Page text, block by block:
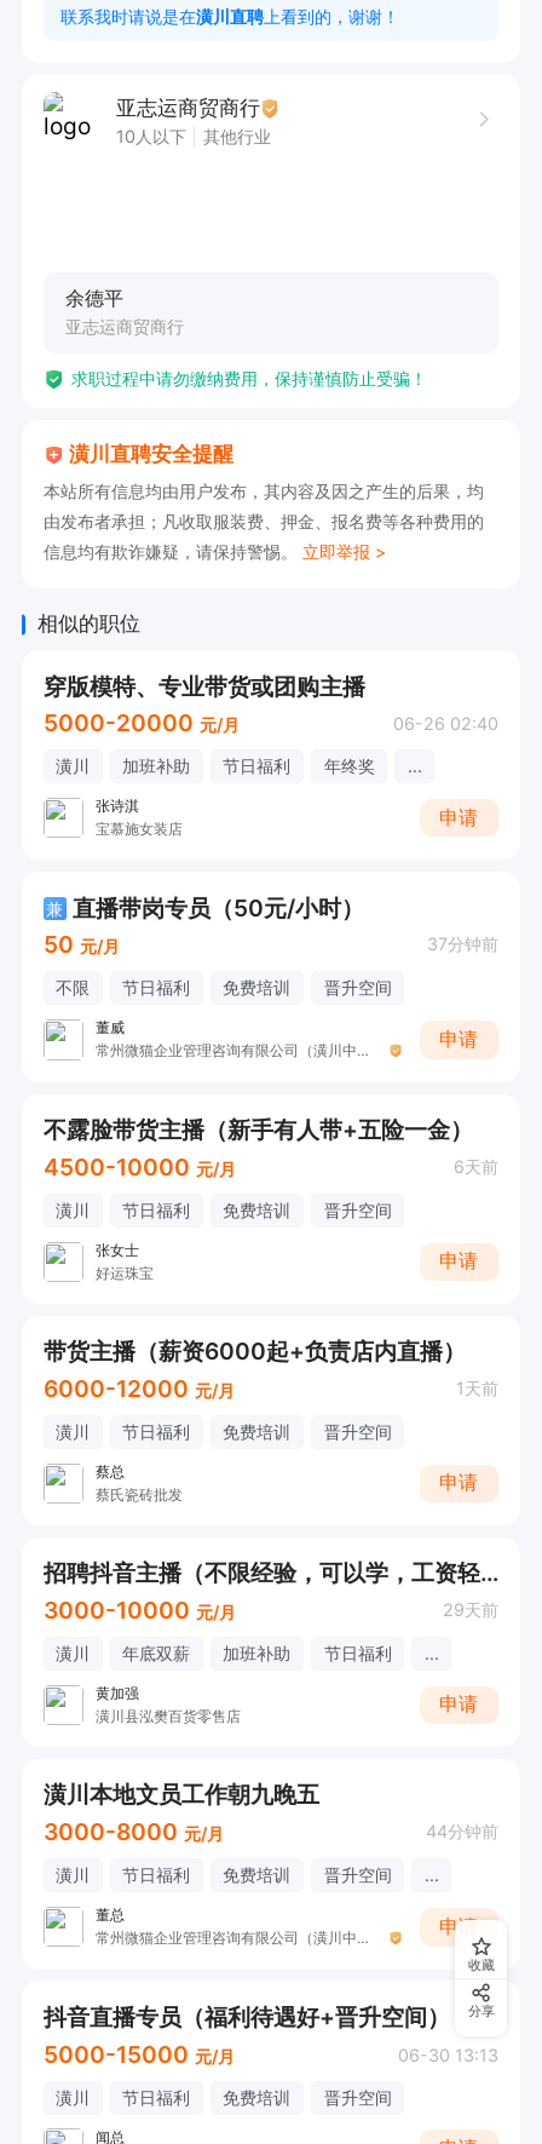
联系我时请说是在潢川直聘 上看到的，谢谢！
亚志运商贸商行
10人以下 其他行业
余德平
亚志运商贸商行
求职过程中请勿缴纳费用，保持谨慎防止受骗！
潢川直聘安全提醒
本站所有信息均由用户发布，其内容及因之产生的后果，均
由发布者承担；凡收取服装费、押金、报名费等各种费用的
信息均有欺诈嫌疑，请保持警惕。 立即举报 >
相似的职位
穿版模特、专业带货或团购主播
5000-20000 元/月 06-26 02:40
潢川 加班补助 节日福利 年终奖 ...
张诗淇
宝慕施女装店
申请
兼 直播带岗专员（50元/小时）
50 元/月 37分钟前
不限 节日福利 免费培训 晋升空间
董威
常州微猫企业管理咨询有限公司（潢川中创新航）
申请
不露脸带货主播（新手有人带+五险一金）
4500-10000 元/月 6天前
潢川 节日福利 免费培训 晋升空间
张女士
好运珠宝
申请
带货主播（薪资6000起+负责店内直播）
6000-12000 元/月 1天前
潢川 节日福利 免费培训 晋升空间
蔡总
蔡氏瓷砖批发
申请
招聘抖音主播（不限经验，可以学，工资轻松）
3000-10000 元/月 29天前
潢川 年底双薪 加班补助 节日福利 ...
黄加强
潢川县泓樊百货零售店
申请
潢川本地文员工作朝九晚五
3000-8000 元/月 44分钟前
潢川 节日福利 免费培训 晋升空间 ...
董总
常州微猫企业管理咨询有限公司（潢川中创新航）
申请
抖音直播专员（福利待遇好+晋升空间）
5000-15000 元/月 06-30 13:13
潢川 节日福利 免费培训 晋升空间
闻总
收藏
分享